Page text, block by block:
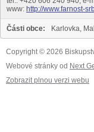
www: http://www.farnost-
Části obce: Karlovka,
Copyright © 2026
Webové stránky od Next
Zobrazit plnou verzi webu